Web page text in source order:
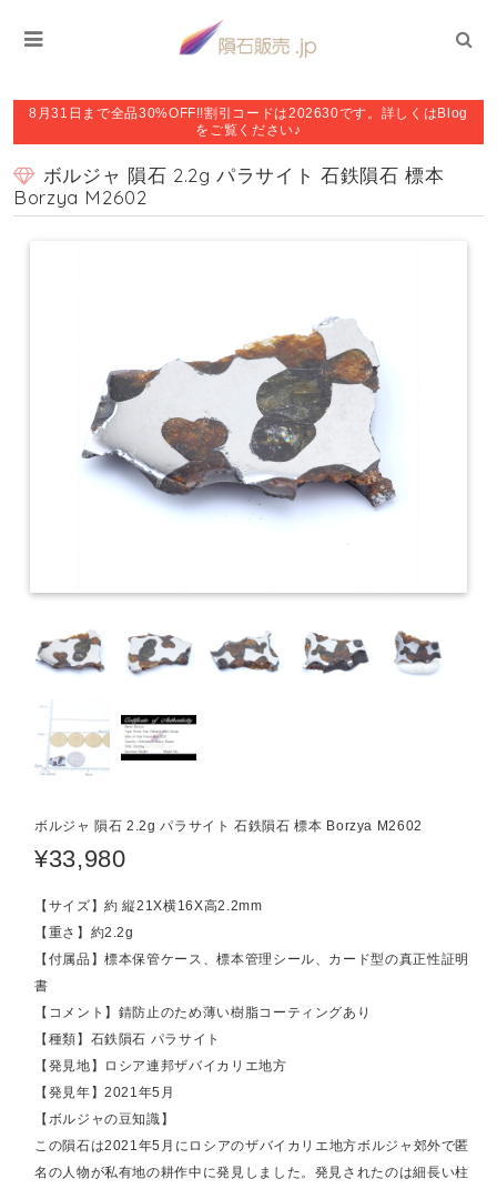
8月31日まで全品30%OFF!!割引コードは202630です。詳しくはBlog
をご覧ください♪
ボルジャ 隕石 2.2g パラサイト 石鉄隕石 標本
Borzya M2602
ボルジャ 隕石 2.2g パラサイト 石鉄隕石 標本 Borzya M2602
¥33,980
【サイズ】約 縦21X横16X高2.2mm
【重さ】約2.2g
【付属品】標本保管ケース、標本管理シール、カード型の真正性証明
書
【コメント】錆防止のため薄い樹脂コーティングあり
【種類】石鉄隕石 パラサイト
【発見地】ロシア連邦ザバイカリエ地方
【発見年】2021年5月
【ボルジャの豆知識】
この隕石は2021年5月にロシアのザバイカリエ地方ボルジャ郊外で匿
名の人物が私有地の耕作中に発見しました。発見されたのは細長い柱